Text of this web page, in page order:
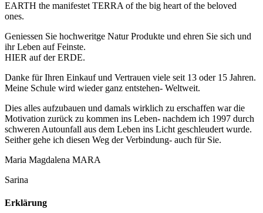
EARTH the manifestet TERRA of the big heart of the beloved
ones.
Geniessen Sie hochweritge Natur Produkte und ehren Sie sich und
ihr Leben auf Feinste.
HIER auf der ERDE.
Danke für Ihren Einkauf und Vertrauen viele seit 13 oder 15 Jahren.
Meine Schule wird wieder ganz entstehen- Weltweit.
Dies alles aufzubauen und damals wirklich zu erschaffen war die
Motivation zurück zu kommen ins Leben- nachdem ich 1997 durch
schweren Autounfall aus dem Leben ins Licht geschleudert wurde.
Seither gehe ich diesen Weg der Verbindung- auch für Sie.
Maria Magdalena MARA
Sarina
Erklärung